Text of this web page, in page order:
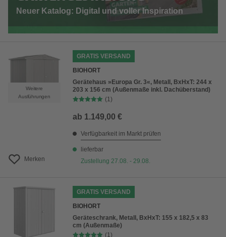
Neuer Katalog: Digital und voller Inspiration
Weitere
Ausführungen
Merken
GRATIS VERSAND
BIOHORT
Gerätehaus »Europa Gr. 3«, Metall, BxHxT: 244 x
203 x 156 cm (Außenmaße inkl. Dachüberstand)
(1)
ab 1.149,00 €
Verfügbarkeit im Markt prüfen
lieferbar
Zustellung 27.08. - 29.08.
GRATIS VERSAND
BIOHORT
Geräteschrank, Metall, BxHxT: 155 x 182,5 x 83
cm (Außenmaße)
(1)